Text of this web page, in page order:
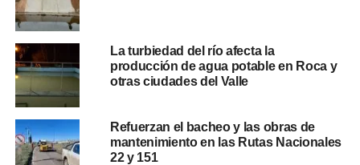
La turbiedad del río afecta la
producción de agua potable en Roca y
otras ciudades del Valle
Refuerzan el bacheo y las obras de
mantenimiento en las Rutas Nacionales
22 y 151